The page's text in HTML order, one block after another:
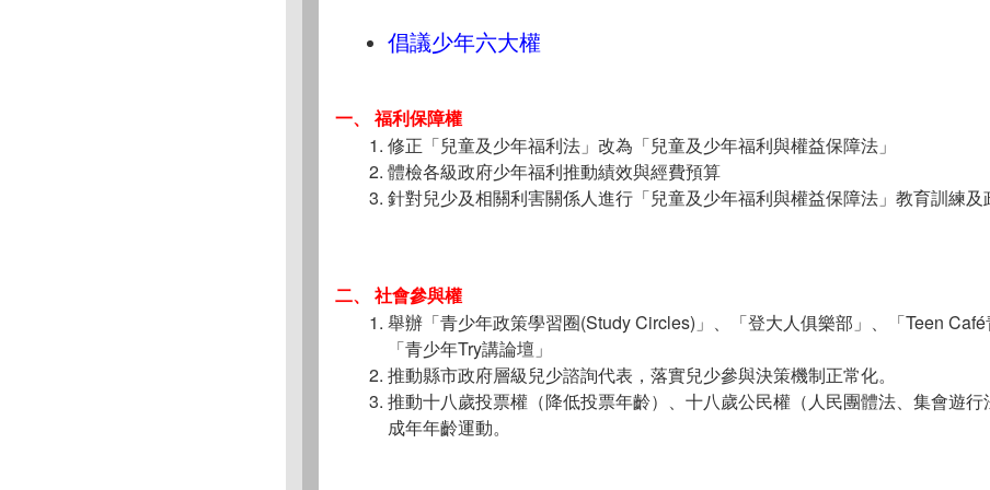
倡議少年六大權
一、 福利保障權
修正「兒童及少年福利法」改為「兒童及少年福利與權益保障法」
體檢各級政府少年福利推動績效與經費預算
針對兒少及相關利害關係人進行「兒童及少年福利與權益保障法」教育訓練及
二、 社會參與權
舉辦「青少年政策學習圈(Study Circles)」、「登大人俱樂部」、「Teen Café
「青少年Try講論壇」
推動縣市政府層級兒少諮詢代表，落實兒少參與決策機制正常化。
推動十八歲投票權（降低投票年齡）、十八歲公民權（人民團體法、集會遊
成年年齡運動。